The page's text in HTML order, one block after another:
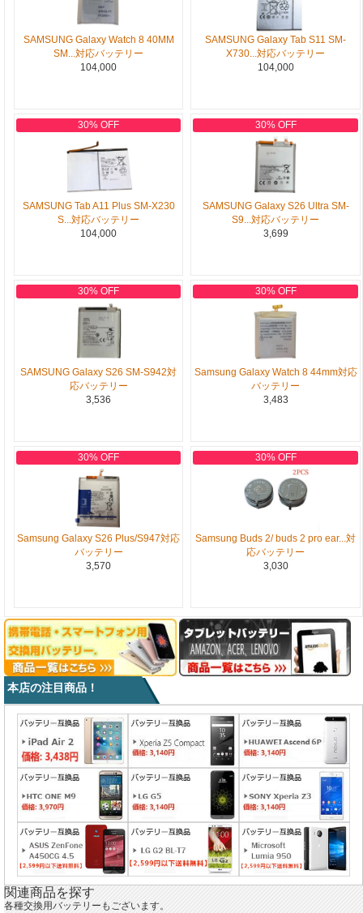
SAMSUNG Galaxy Watch 8 40MM
SM...対応バッテリー
104,000
SAMSUNG Galaxy Tab S11 SM-
X730...対応バッテリー
104,000
30% OFF
SAMSUNG Tab A11 Plus SM-X230
S...対応バッテリー
104,000
30% OFF
SAMSUNG Galaxy S26 Ultra SM-
S9...対応バッテリー
3,699
30% OFF
SAMSUNG Galaxy S26 SM-S942対
応バッテリー
3,536
30% OFF
Samsung Galaxy Watch 8 44mm対応
バッテリー
3,483
30% OFF
Samsung Galaxy S26 Plus/S947対応
バッテリー
3,570
30% OFF
Samsung Buds 2/ buds 2 pro ear...対
応バッテリー
3,030
本店の注目商品！
関連商品を探す
各種交換用バッテリーもございます。